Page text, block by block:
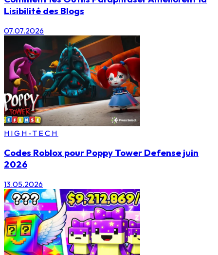
Lisibilité des Blogs
07.07.2026
HIGH-TECH
Codes Roblox pour Poppy Tower Defense juin
2026
13.05.2026